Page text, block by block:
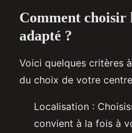
Comment choisir
adapté ?
Voici quelques critères
du choix de votre centre
Localisation :
convient à la fois à